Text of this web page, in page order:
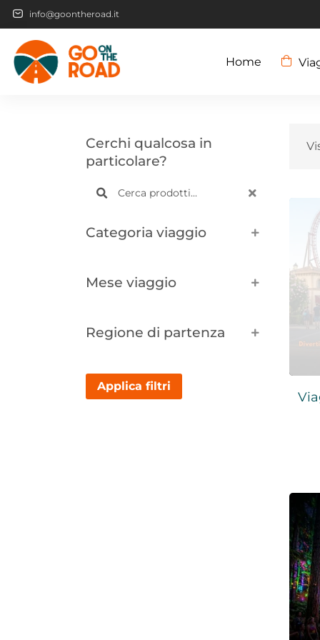
info@goontheroad.it
Home
Cerchi qualcosa in
particolare?
Categoria viaggio
Mese viaggio
Regione di partenza
Applica filtri